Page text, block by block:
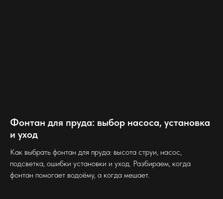
Фонтан для пруда: выбор насоса, установка
и уход
Как выбрать фонтан для пруда: высота струи, насос,
подсветка, ошибки установки и уход. Разбираем, когда
фонтан помогает водоёму, а когда мешает.